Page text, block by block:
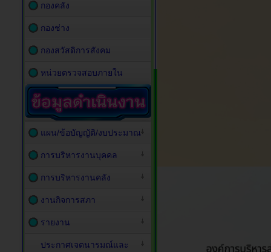
กองคลัง
กองช่าง
กองสวัสดิการสังคม
หน่วยตรวจสอบภายใน
แผน/ข้อบัญญัติ/งบประมาณ
การบริหารงานบุคคล
การบริหารงานคลัง
งานกิจการสภา
รายงาน
ประกาศเจตนารมณ์และ